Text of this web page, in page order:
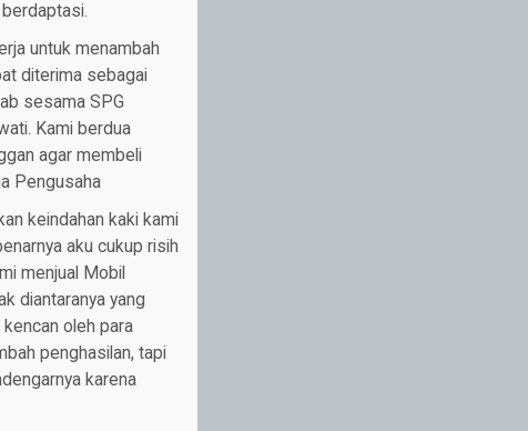
untuk menambah
diterima sebagai
sesama SPG
Kami berdua
agar membeli
Pengusaha
keindahan kaki kami
aku cukup risih
menjual Mobil
diantaranya yang
oleh para
penghasilan, tapi
karena